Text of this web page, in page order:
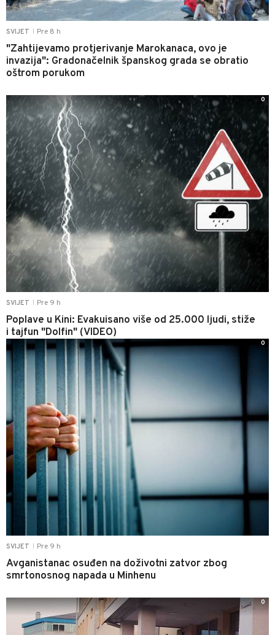
SVIJET Pre 8 h
"Zahtijevamo protjerivanje Marokanaca, ovo je
invazija": Gradonačelnik španskog grada se obratio
oštrom porukom
SVIJET Pre 9 h
Poplave u Kini: Evakuisano više od 25.000 ljudi, stiže
i tajfun "Dolfin" (VIDEO)
0
SVIJET Pre 9 h
Avganistanac osuđen na doživotni zatvor zbog
smrtonosnog napada u Minhenu
0
0